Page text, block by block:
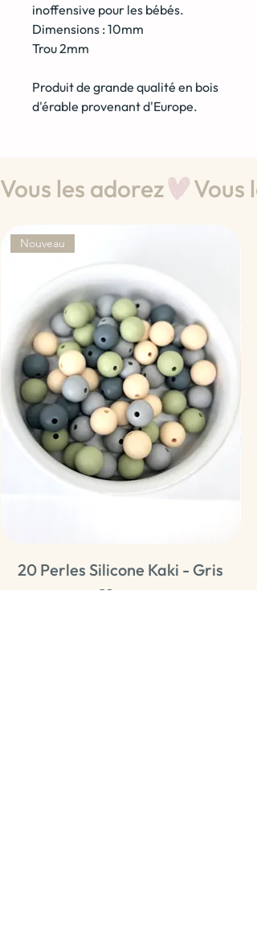
inoffensive pour les bébés.
Dimensions : 10mm
Trou 2mm
Produit de grande qualité en bois
d'érable provenant d'Europe.
Vous les adorez
Nouveau
20 Perles Silicone Kaki - Gris
12mm